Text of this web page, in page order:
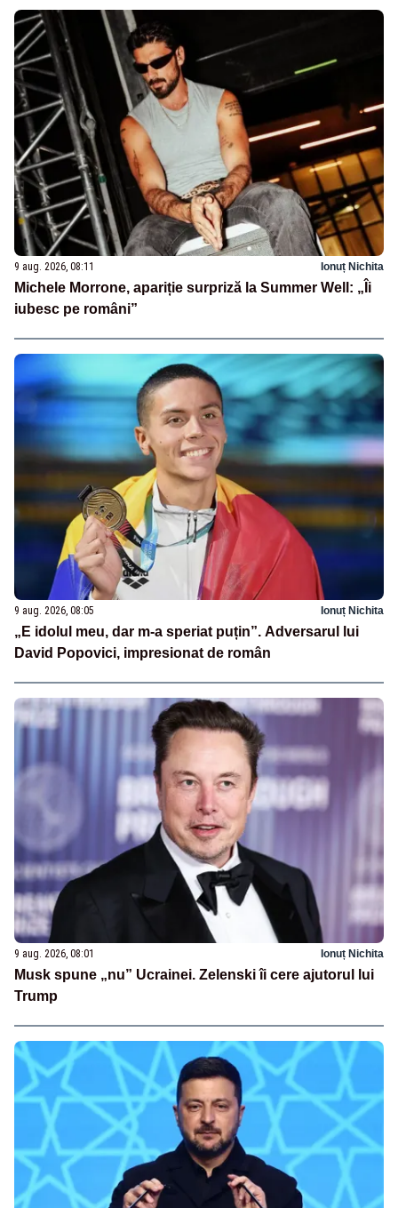
9 aug. 2026, 08:11 Ionuț Nichita
Michele Morrone, apariție surpriză la Summer Well: „Îi
iubesc pe români”
9 aug. 2026, 08:05 Ionuț Nichita
„E idolul meu, dar m-a speriat puțin”. Adversarul lui
David Popovici, impresionat de român
9 aug. 2026, 08:01 Ionuț Nichita
Musk spune „nu” Ucrainei. Zelenski îi cere ajutorul lui
Trump